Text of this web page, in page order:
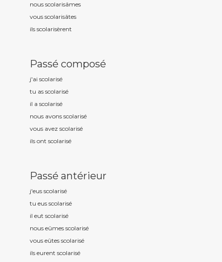
nous scolarisâmes
vous scolarisâtes
ils scolarisèrent
Passé composé
j'ai scolarisé
tu as scolarisé
il a scolarisé
nous avons scolarisé
vous avez scolarisé
ils ont scolarisé
Passé antérieur
j'eus scolarisé
tu eus scolarisé
il eut scolarisé
nous eûmes scolarisé
vous eûtes scolarisé
ils eurent scolarisé